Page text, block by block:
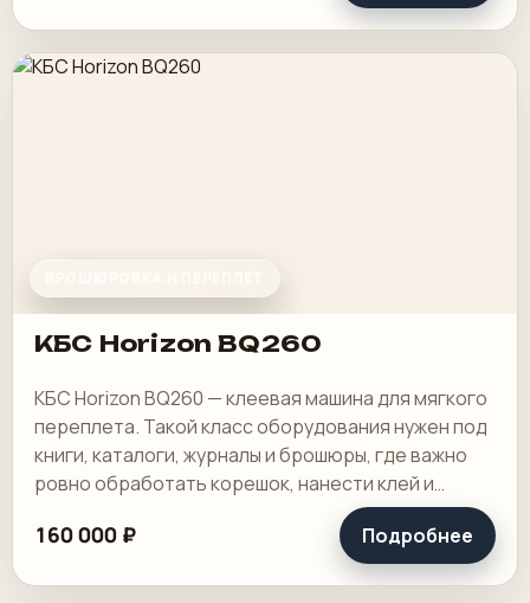
КБС Horizon BQ260
КБС Horizon BQ260 — клеевая машина для мягкого
переплета. Такой класс оборудования нужен под
книги, каталоги, журналы и брошюры, где важно
ровно обработать корешок, нанести клей и
получить аккуратный готовый блок.
160 000 ₽ Подробнее